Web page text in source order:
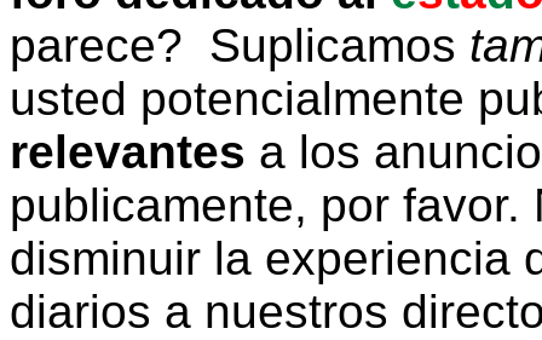
parece? Suplicamos
usted potencialmente
relevantes a los
publicamente, por
disminuir la experiencia
diarios a nuestros